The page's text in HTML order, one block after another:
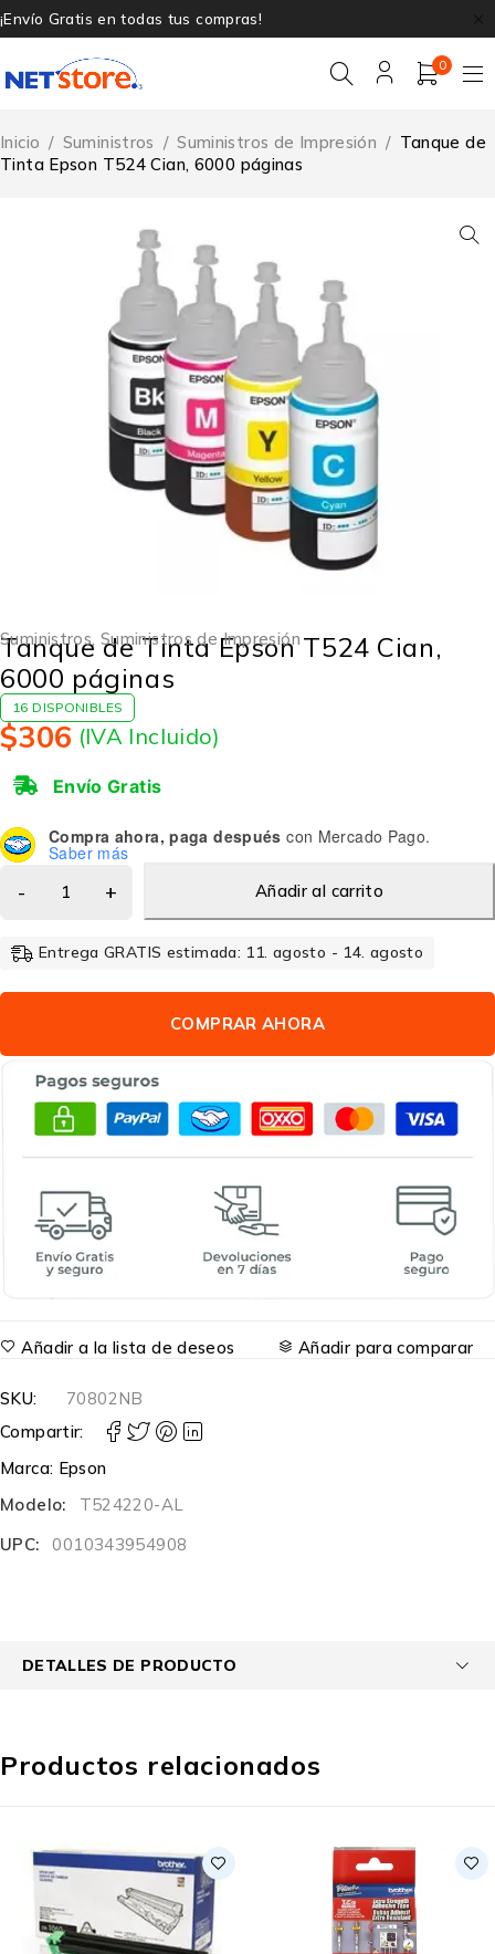
¡Envío Gratis en todas tus compras!
0
Inicio / Suministros / Suministros de Impresión / Tanque de
Tinta Epson T524 Cian, 6000 páginas
Suministros, Suministros de Impresión
Tanque de Tinta Epson T524 Cian,
6000 páginas
16 DISPONIBLES
$306 (IVA Incluido)
Envío Gratis
Compra ahora, paga después con Mercado Pago.
Saber más
Añadir al carrito
Entrega GRATIS estimada: 11. agosto - 14. agosto
COMPRAR AHORA
Añadir a la lista de deseos Añadir para comparar
SKU:
70802NB
Compartir:
Marca: Epson
Modelo:
T524220-AL
UPC:
0010343954908
DETALLES DE PRODUCTO
Productos relacionados